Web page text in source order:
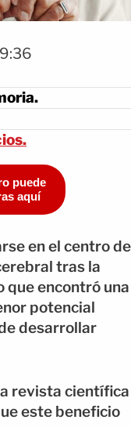
puede
aquí
en el centro de
tras la
que encontró una
potencial
desarrollar
revista científica
este beneficio